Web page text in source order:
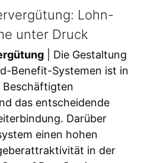
Lohn-
unter Druck
| Die Gestaltung
Benefit-Systemen ist in
Beschäftigten
das entscheidende
Darüber
einen hohen
in der